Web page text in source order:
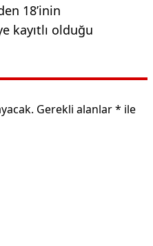
18’inin
kayıtlı olduğu
Gerekli alanlar* ile